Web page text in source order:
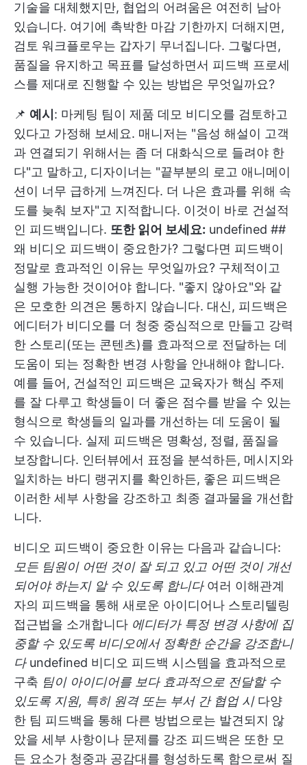
기술을 대체했지만, 협업의 어려움은 여전히 남아
있습니다. 여기에 촉박한 마감 기한까지 더해지면,
검토 워크플로우는 갑자기 무너집니다. 그렇다면,
품질을 유지하고 목표를 달성하면서 피드백 프로세
스를 제대로 진행할 수 있는 방법은 무엇일까요?
📌 예시 : 마케팅 팀이 제품 데모 비디오를 검토하고
있다고 가정해 보세요. 매니저는 "음성 해설이 고객
과 연결되기 위해서는 좀 더 대화식으로 들려야 한
다"고 말하고, 디자이너는 "끝부분의 로고 애니메이
션이 너무 급하게 느껴진다. 더 나은 효과를 위해 속
도를 늦춰 보자"고 지적합니다. 이것이 바로 건설적
인 피드백입니다. 또한 읽어 보세요: undefined ##
왜 비디오 피드백이 중요한가? 그렇다면 피드백이
정말로 효과적인 이유는 무엇일까요? 구체적이고
실행 가능한 것이어야 합니다. "좋지 않아요"와 같
은 모호한 의견은 통하지 않습니다. 대신, 피드백은
에디터가 비디오를 더 청중 중심적으로 만들고 강력
한 스토리(또는 콘텐츠)를 효과적으로 전달하는 데
도움이 되는 정확한 변경 사항을 안내해야 합니다.
예를 들어, 건설적인 피드백은 교육자가 핵심 주제
를 잘 다루고 학생들이 더 좋은 점수를 받을 수 있는
형식으로 학생들의 일과를 개선하는 데 도움이 될
수 있습니다. 실제 피드백은 명확성, 정렬, 품질을
보장합니다. 인터뷰에서 표정을 분석하든, 메시지와
일치하는 바디 랭귀지를 확인하든, 좋은 피드백은
이러한 세부 사항을 강조하고 최종 결과물을 개선합
니다.
비디오 피드백이 중요한 이유는 다음과 같습니다:
모든 팀원이 어떤 것이 잘 되고 있고 어떤 것이 개선
되어야 하는지 알 수 있도록 합니다 여러 이해관계
자의 피드백을 통해 새로운 아이디어나 스토리텔링
접근법을 소개합니다 에디터가 특정 변경 사항에 집
중할 수 있도록 비디오에서 정확한 순간을 강조합니
다 undefined 비디오 피드백 시스템을 효과적으로
구축 팀이 아이디어를 보다 효과적으로 전달할 수
있도록 지원, 특히 원격 또는 부서 간 협업 시 다양
한 팀 피드백을 통해 다른 방법으로는 발견되지 않
았을 세부 사항이나 문제를 강조 피드백은 또한 모
든 요소가 청중과 공감대를 형성하도록 함으로써 질